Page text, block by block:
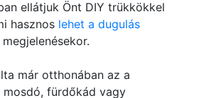
ellátjuk Önt DIY trükkökkel
hasznos lehet a dugulás
már otthonában az a
mosdó, fürdőkád vagy